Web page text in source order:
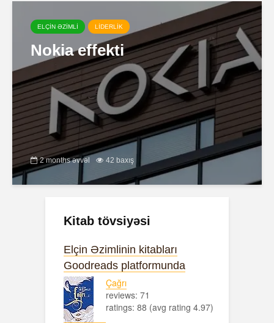
ELÇİN ƏZİMLİ LİDERLİK
Nokia effekti
2 months əvvəl 42 baxış
Kitab tövsiyəsi
Elçin Əzimlinin kitabları
Goodreads platformunda
Çağrı
reviews: 71
ratings: 88 (avg rating 4.97)